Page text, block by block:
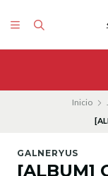
Inicio
GALNERYUS
[ALBUM]